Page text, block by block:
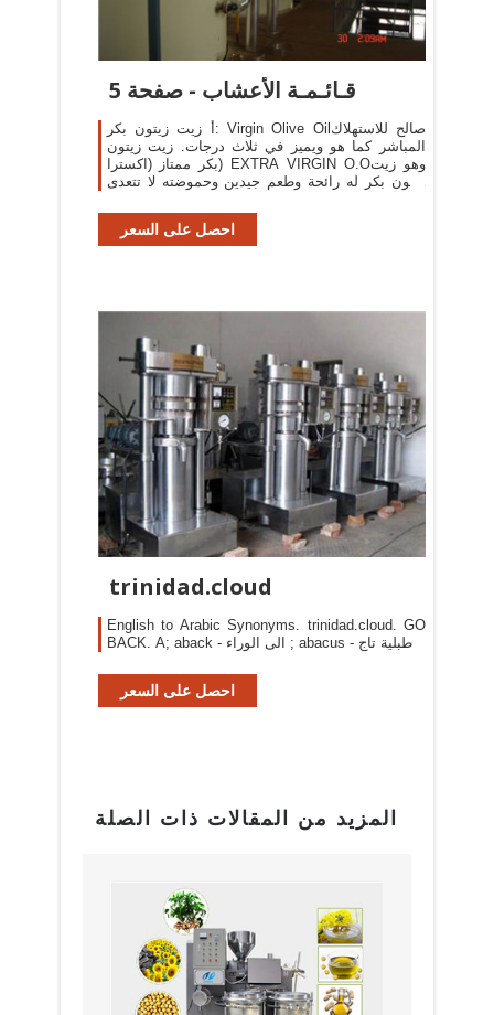
قـائـمـة الأعشاب - صفحة 5
أ زيت زيتون بكر: Virgin Olive Oilصالح للاستهلاك
المباشر كما هو ويميز في ثلاث درجات. زيت زيتون
بكر ممتاز (اكسترا) EXTRA VIRGIN O.Oوهو زيت
زيتون بكر له رائحة وطعم جيدين وحموضته لا تتعدى
احصل على السعر
trinidad.cloud
English to Arabic Synonyms. trinidad.cloud. GO
BACK. A; aback - الى الوراء ; abacus - طبلية تاج
احصل على السعر
المزيد من المقالات ذات الصلة